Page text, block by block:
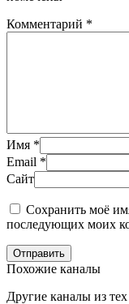
Комментарий *
Имя *
Email *
Сайт
Сохранить моё
последующих моих
Отправить
Похожие каналы
Другие каналы из